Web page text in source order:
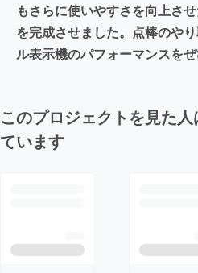
もさらに使いやすさを向上さ
を完成させました。点棒のや
ル表示機のパフォーマンスをぜ
このプロジェクトを見た
ています